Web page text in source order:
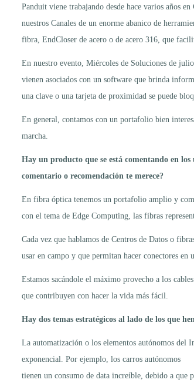
Panduit viene trabajando desde hace varios años
nuestros Canales de un enorme abanico de
fibra, EndCloser de acero o de acero 316, que
En nuestro evento, Miércoles de Soluciones de
vienen asociados con un software que brinda
una clave o una tarjeta de proximidad se puede
En general, contamos con un portafolio bien
marcha.
Hay un producto que se está comentando en
comentario o recomendación te merece?
En fibra óptica tenemos un portafolio amplio y
con el tema de Edge Computing, las fibras
Cada vez que hablamos de Centros de Datos o
usar en campo y que permitan hacer conectores
Estamos sacándole el máximo provecho a los
que contribuyen con hacer la vida más fácil.
Hay dos temas estratégicos al lado de los que
La automatización o los elementos autónomos del
exponencial. Por ejemplo, los carros autónomos
tienen un consumo de data increíble, debido a que